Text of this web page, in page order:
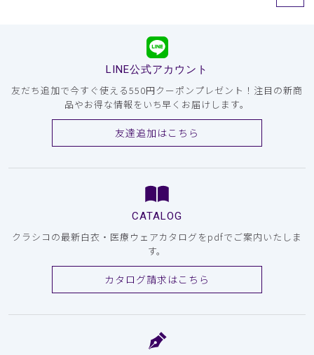
LINE公式アカウント
友だち追加で今すぐ使える550円クーポンプレゼント！注目の新商
品やお得な情報をいち早くお届けします。
友達追加はこちら
CATALOG
クラシコの最新白衣・医療ウェアカタログをpdfでご案内いたしま
す。
カタログ請求はこちら